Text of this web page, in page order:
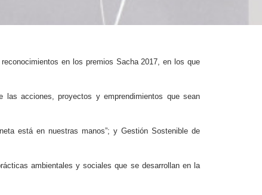
en los premios Sacha 2017, en los que
acciones, proyectos y emprendimientos que sean
está en nuestras manos”; y Gestión Sostenible de
ambientales y sociales que se desarrollan en la